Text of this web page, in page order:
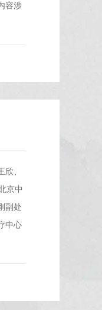
容涉
、
京中
副处
中心